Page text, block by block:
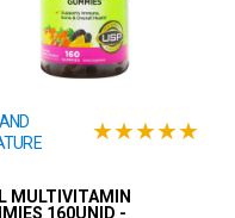
★★★★★
MULTIVITAMIN
160UNID -